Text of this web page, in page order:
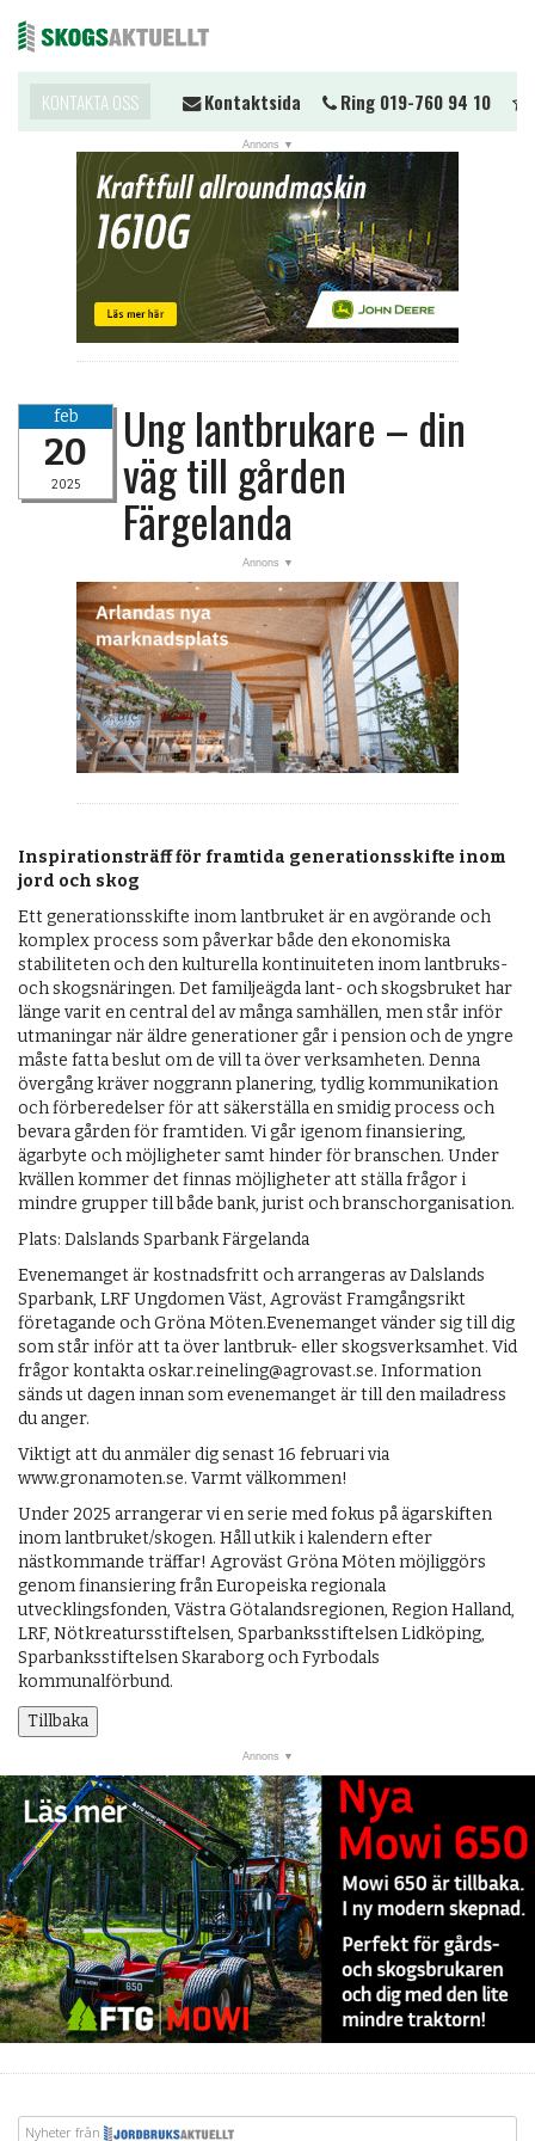
NYHETER
KALENDER
MARKNAD
PRENUMERERA
OM OSS
BUTIK
KONTAKTA OSS
du komma i kontakt? Kontaktsida Ring 019-760 94 10
feb
20
2025
Ung lantbrukare – din
väg till gården
Färgelanda
Inspirationsträff för framtida generationsskifte inom
jord och skog
Ett generationsskifte inom lantbruket är en avgörande och
komplex process som påverkar både den ekonomiska
stabiliteten och den kulturella kontinuiteten inom lantbruks-
och skogsnäringen. Det familjeägda lant- och skogsbruket har
länge varit en central del av många samhällen, men står inför
utmaningar när äldre generationer går i pension och de yngre
måste fatta beslut om de vill ta över verksamheten. Denna
övergång kräver noggrann planering, tydlig kommunikation
och förberedelser för att säkerställa en smidig process och
bevara gården för framtiden. Vi går igenom finansiering,
ägarbyte och möjligheter samt hinder för branschen. Under
kvällen kommer det finnas möjligheter att ställa frågor i
mindre grupper till både bank, jurist och branschorganisation.
Plats: Dalslands Sparbank Färgelanda
Evenemanget är kostnadsfritt och arrangeras av Dalslands
Sparbank, LRF Ungdomen Väst, Agroväst Framgångsrikt
företagande och Gröna Möten.Evenemanget vänder sig till dig
som står inför att ta över lantbruk- eller skogsverksamhet. Vid
frågor kontakta oskar.reineling@agrovast.se. Information
sänds ut dagen innan som evenemanget är till den mailadress
du anger.
Viktigt att du anmäler dig senast 16 februari via
www.gronamoten.se. Varmt välkommen!
Under 2025 arrangerar vi en serie med fokus på ägarskiften
inom lantbruket/skogen. Håll utkik i kalendern efter
nästkommande träffar! Agroväst Gröna Möten möjliggörs
genom finansiering från Europeiska regionala
utvecklingsfonden, Västra Götalandsregionen, Region Halland,
LRF, Nötkreatursstiftelsen, Sparbanksstiftelsen Lidköping,
Sparbanksstiftelsen Skaraborg och Fyrbodals
kommunalförbund.
Tillbaka